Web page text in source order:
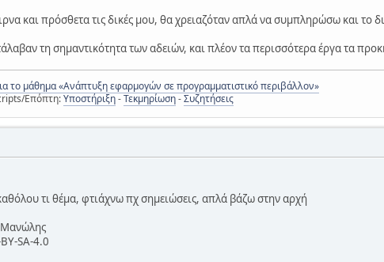
και πρόσθετα τις δικές μου, θα χρειαζόταν απλά να συμπληρώσω και
τη σημαντικότητα των αδειών, και πλέον τα περισσότερα έργα τα
το μάθημα «Ανάπτυξη εφαρμογών σε προγραμματιστικό περιβάλλον»
Επόπτη:Υποστήριξη-Τεκμηρίωση-Συζητήσεις
τι θέμα, φτιάχνω πχ σημειώσεις, απλά βάζω στην αρχή
SA-4.0